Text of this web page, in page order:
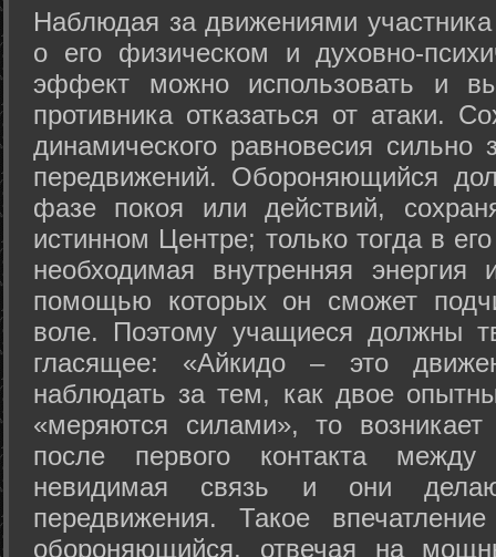
Hаблюдая за движениями
о его физическом и духовно-
эффект можно использовать и
противника отказаться от атаки.
динамического равновесия сильно
передвижений. Обороняющийся
фазе покоя или действий,
истинном Центре; только тогда в
необходимая внутренняя
помощью которых он сможет
воле. Поэтому учащиеся должны
гласящее: «Айкидо – это
наблюдать за тем, как двое
«меряются силами», то возникает
после первого контакта
невидимая связь и они
передвижения. Такое
обороняющийся, отвечая на